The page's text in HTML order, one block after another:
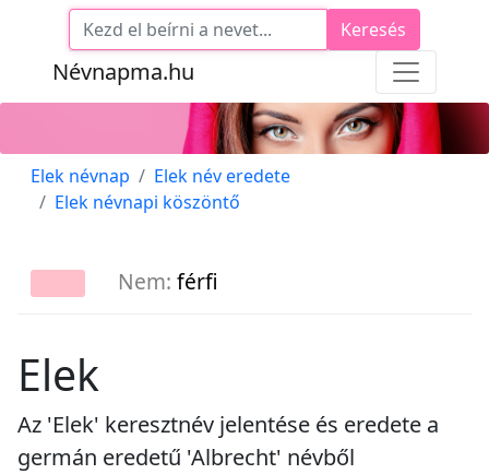
Névnapma.hu
Keresés
Elek névnap
Elek név eredete
Elek névnapi köszöntő
Nem: férfi
Elek
Az 'Elek' keresztnév jelentése és eredete a
germán eredetű 'Albrecht' névből